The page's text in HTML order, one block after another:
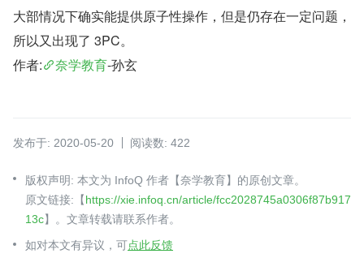
大部情况下确实能提供原子性操作，但是仍存在一定问题，
所以又出现了 3PC。
作者:
奈学教育-孙玄
发布于: 2020-05-20 阅读数: 422
版权声明: 本文为 InfoQ 作者【奈学教育】的原创文章。
原文链接:【https://xie.infoq.cn/article/fcc2028745a0306f87b917
13c】。文章转载请联系作者。
如对本文有异议，可点此反馈